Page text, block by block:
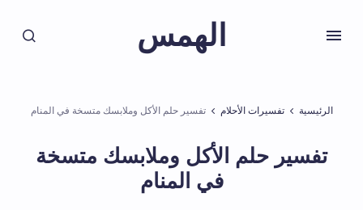
الهمس
الرئيسية تفسيرات الأحلام تفسير حلم الأكل وملابسك متسخة في المنام
تفسير حلم الأكل وملابسك متسخة
في المنام